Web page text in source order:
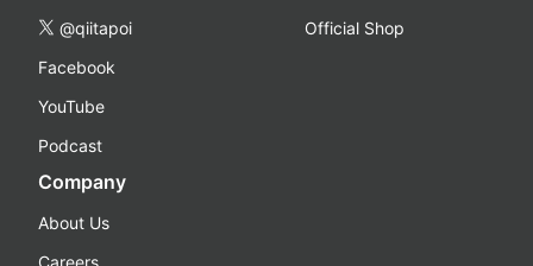
@qiitapoi
Facebook
YouTube
Podcast
Official Shop
Company
About Us
Careers